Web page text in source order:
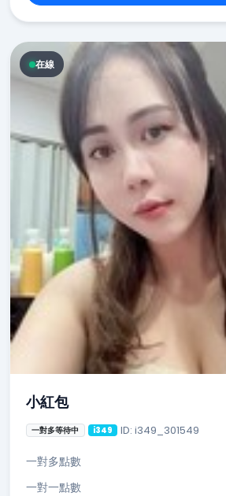
在線
小紅包
一對多等待中 i349 ID: i349_301549
一對多點數
一對一點數